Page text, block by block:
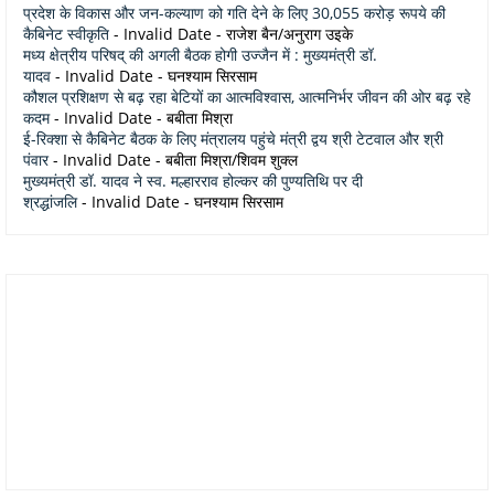
प्रदेश के विकास और जन-कल्याण को गति देने के लिए 30,055 करोड़ रूपये की
कैबिनेट स्वीकृति - Invalid Date - राजेश बैन/अनुराग उइके
मध्य क्षेत्रीय परिषद् की अगली बैठक होगी उज्जैन में : मुख्यमंत्री डॉ.
यादव - Invalid Date - घनश्याम सिरसाम
कौशल प्रशिक्षण से बढ़ रहा बेटियों का आत्मविश्वास, आत्मनिर्भर जीवन की ओर बढ़ रहे
कदम- Invalid Date - बबीता मिश्रा
ई-रिक्शा से कैबिनेट बैठक के लिए मंत्रालय पहुंचे मंत्री द्वय श्री टेटवाल और श्री
पंवार- Invalid Date - बबीता मिश्रा/शिवम शुक्ल
मुख्यमंत्री डॉ. यादव ने स्व. मल्हारराव होल्कर की पुण्यतिथि पर दी
श्रद्धांजलि- Invalid Date - घनश्याम सिरसाम